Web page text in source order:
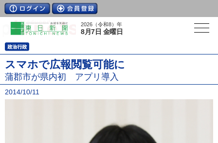
2026（令和8）年
8月7日 金曜日
スマホで広報閲覧可能に
蒲郡市が県内初 アプリ導入
2014/10/11